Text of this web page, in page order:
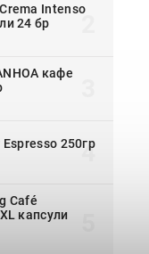
Intenso
24 бр
кафе
250гр
Café
капсули